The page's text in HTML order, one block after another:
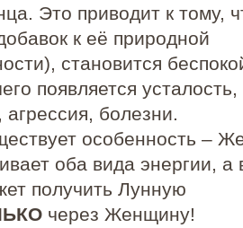
Это приводит к тому,
к её природной
становится
появляется усталость,
агрессия, болезни.
особенность –
оба вида энергии, а
получить Лунную
через Женщину!